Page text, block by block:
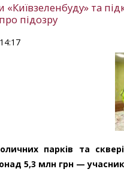
«Київзеленбуду» та
підозру
парків та
5,3 млн грн —